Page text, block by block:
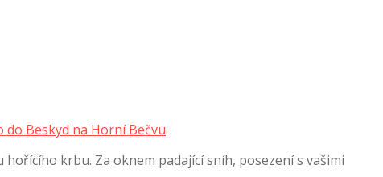
do Beskyd na Horní Bečvu.
krbu. Za oknem padající sníh, posezení s vašimi